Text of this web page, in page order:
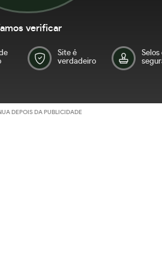
verificar
Site é
verdadeiro
Selos
DEPOIS DA PUBLICIDADE